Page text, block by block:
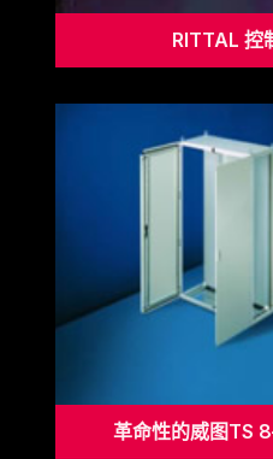
RITTAL 控
革命性的威图TS